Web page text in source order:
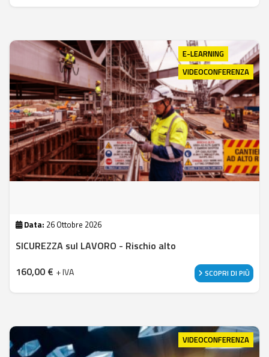
E-LEARNING
VIDEOCONFERENZA
Data: 26 Ottobre 2026
SICUREZZA sul LAVORO - Rischio alto
160,00 € + IVA SCOPRI DI PIÙ
VIDEOCONFERENZA